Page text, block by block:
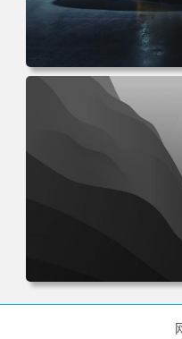
电脑壁纸 兰博基尼 超级
桌面 高清壁纸 壁纸下载 壁